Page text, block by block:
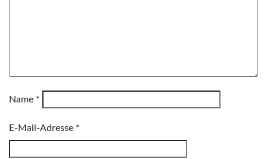
Name *
E-Mail-Adresse *